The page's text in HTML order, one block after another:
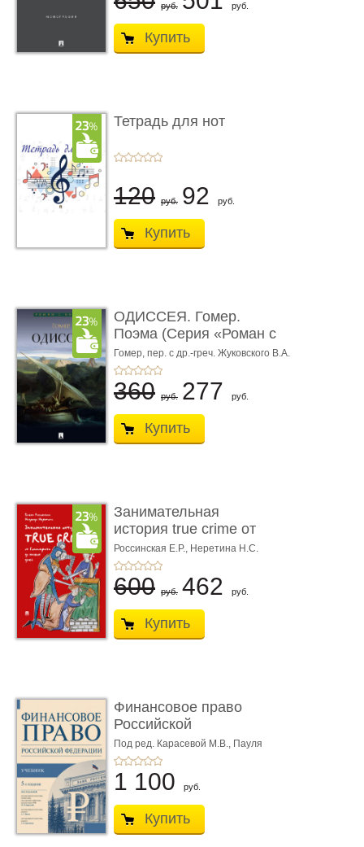
руб. руб.
Купить
Тетрадь для нот
120 руб. 92 руб.
Купить
ОДИССЕЯ. Гомер.
Поэма (Серия «Роман с
книгой»)
Гомер, пер. с др.-греч. Жуковского В.А.
360 руб. 277 руб.
Купить
Занимательная
история true crime от
Гиппократа до � ...
Россинская Е.Р., Неретина Н.С.
600 руб. 462 руб.
Купить
Финансовое право
Российской
Федерации. 5-е изд�
...
Под ред. Карасевой М.В., Пауля
А.Г., Красюкова А.В.
1 100 руб.
Купить